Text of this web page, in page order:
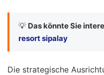
💡 Das könnte Sie
resort sipalay
Die strategische